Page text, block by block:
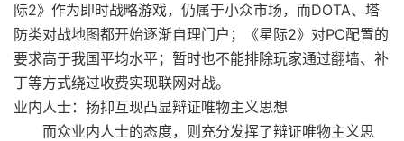
际2》作为即时战略游戏，仍属于小众市场，而DOTA、塔
防类对战地图都开始逐渐自理门户；《星际2》对PC配置的
要求高于我国平均水平；暂时也不能排除玩家通过翻墙、补
丁等方式绕过收费实现联网对战。
业内人士：扬抑互现凸显辩证唯物主义思想
而众业内人士的态度，则充分发挥了辩证唯物主义思